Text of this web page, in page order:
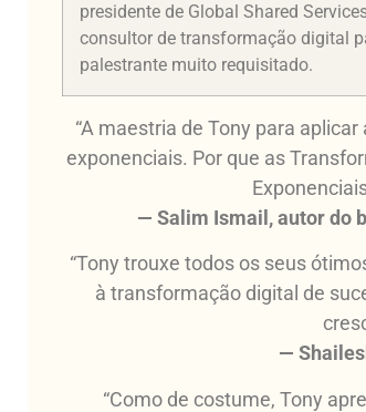
presidente de Global Shared
consultor de transformação digital
palestrante muito requisitado.
“A maestria de Tony para
exponenciais. Por que as
— Salim Ismail, autor do
“Tony trouxe todos os seus
à transformação digital de
—
“Como de costume, Tony